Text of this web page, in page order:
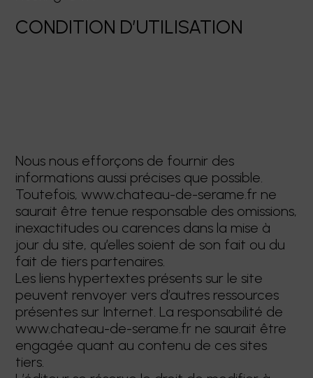
CONDITION D’UTILISATION
Nous nous efforçons de fournir des
informations aussi précises que possible.
Toutefois, www.chateau-de-serame.fr ne
saurait être tenue responsable des omissions,
inexactitudes ou carences dans la mise à
jour du site, qu’elles soient de son fait ou du
fait de tiers partenaires.
Les liens hypertextes présents sur le site
peuvent renvoyer vers d’autres ressources
présentes sur Internet. La responsabilité de
www.chateau-de-serame.fr ne saurait être
engagée quant au contenu de ces sites
tiers.